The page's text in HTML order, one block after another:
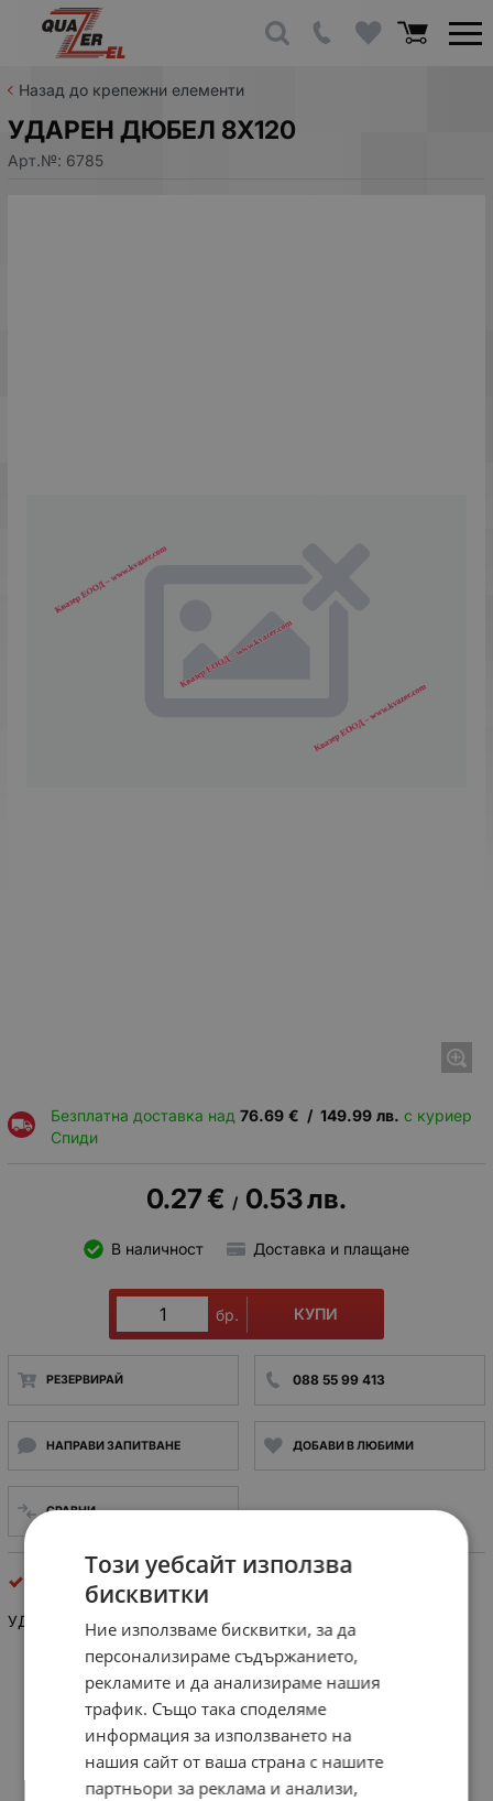
Назад до крепежни елементи
УДАРЕН ДЮБЕЛ 8Х120
Арт.№: 6785
Безплатна доставка над 76.69 € / 149.99 лв. с куриер
Спиди
0.27€ / 0.53лв.
В наличност Доставка и плащане
бр. КУПИ
РЕЗЕРВИРАЙ 088 55 99 413
НАПРАВИ ЗАПИТВАНЕ ДОБАВИ В ЛЮБИМИ
СРАВНИ
крепежни елементи
УДАРЕН ДЮБЕЛ 8Х120
Този уебсайт използва
бисквитки
Ние използваме бисквитки, за да
персонализираме съдържанието,
рекламите и да анализираме нашия
трафик. Също така споделяме
информация за използването на
нашия сайт от ваша страна с нашите
партньори за реклама и анализи,